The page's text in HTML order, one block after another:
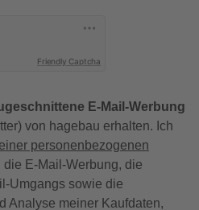
Friendly Captcha
E-Mail-Werbung
von hagebau erhalten. Ich
personenbezogenen
die E-Mail-Werbung, die
Umgangs sowie die
Analyse meiner Kaufdaten,